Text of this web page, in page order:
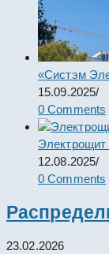
«Систэм
15.09.2025/
0 Comments
Электрощит
12.08.2025/
0 Comments
23.02.2026